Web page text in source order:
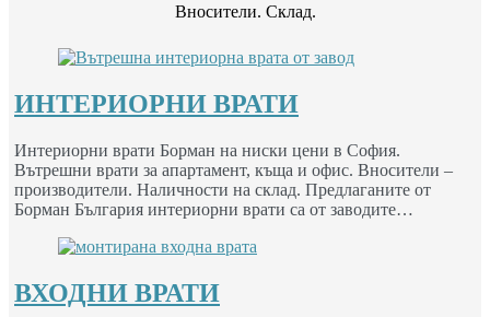
Вносители. Склад.
ИНТЕРИОРНИ ВРАТИ
Интериорни врати Борман на ниски цени в София.
Вътрешни врати за апартамент, къща и офис. Вносители –
производители. Наличности на склад. Предлаганите от
Борман България интериорни врати са от заводите…
ВХОДНИ ВРАТИ